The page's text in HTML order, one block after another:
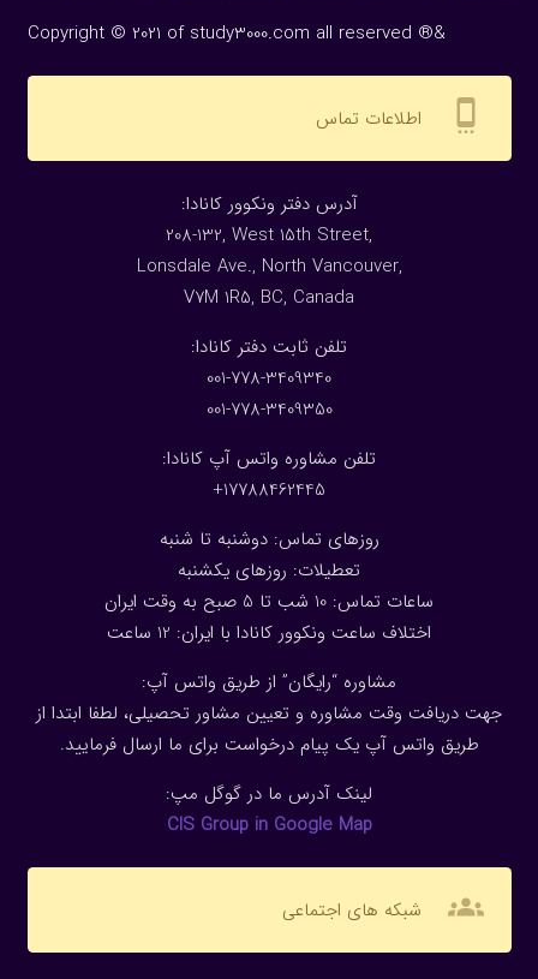
Copyright © 2021 of study3000.com all reserved ®&
settings_cell اطلاعات تماس
:آدرس دفتر ونکوور کانادا
208-132, West 15th Street,
Lonsdale Ave., North Vancouver,
V7M 1R5, BC, Canada
:تلفن ثابت دفتر کانادا
001-778-3409340
001-778-3409350
تلفن مشاوره واتس آپ کانادا:
17788462445+
روزهای تماس: دوشنبه تا شنبه
تعطیلات: روزهای یکشنبه
ساعات تماس: 10 شب تا 5 صبح به وقت ایران
اختلاف ساعت ونکوور کانادا با ایران: 1 2 ساعت
مشاوره “رایگان” از طریق واتس آپ:
جهت دریافت وقت مشاوره و تعیین مشاور تحصیلی، لطفا ابتدا از
طریق واتس آپ یک پیام درخواست برای ما ارسال فرمایید.
لینک آدرس ما در گوگل مپ:
CIS Group in Google Map
groups شبکه های اجتماعی